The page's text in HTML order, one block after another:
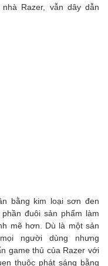
Razer, vẫn dây dẫn
bằng kim loại sơn đen
đuôi sản phẩm làm
mẽ hơn. Dù là một sản
người dùng nhưng
game thủ của Razer với
thuộc phát sáng bằng